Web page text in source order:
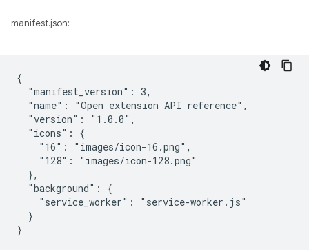
manifest.json:
{
  "manifest_version": 3,
  "name": "Open extension API reference",
  "version": "1.0.0",
  "icons": {
    "16": "images/icon-16.png",
    "128": "images/icon-128.png"
  },
  "background": {
    "service_worker": "service-worker.js"
  }